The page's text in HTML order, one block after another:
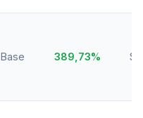
Base 389,73%